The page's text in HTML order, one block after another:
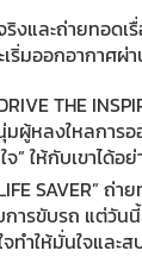
งและถ่ายทอดเ
ริ่มออกอากาศผ่
THE
ผู้หลงใหลการอ
” ให้กับเขาได้อ
SAVER”
การขับรถ แต่วัน
ทำให้มั่นใจและ